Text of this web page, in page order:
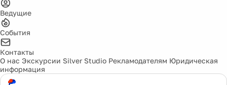
Ведущие
События
Контакты
О нас Экскурсии Silver Studio Рекламодателям Юридическая
информация